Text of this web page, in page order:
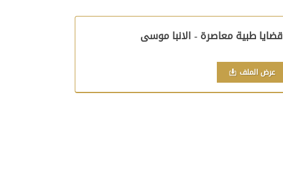
قضايا طبية معاصرة - الانبا موسى
عرض الملف